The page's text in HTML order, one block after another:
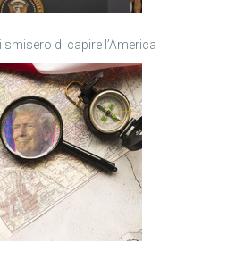
smisero di capire l’America